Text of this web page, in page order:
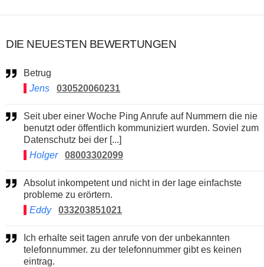
DIE NEUESTEN BEWERTUNGEN
Betrug
Jens
030520060231
Seit uber einer Woche Ping Anrufe auf Nummern die nie
benutzt oder öffentlich kommuniziert wurden. Soviel zum
Datenschutz bei der [...]
Holger
08003302099
Absolut inkompetent und nicht in der lage einfachste
probleme zu erörtern.
Eddy
033203851021
telefonnummer. zu der telefonnummer gibt es keinen
eintrag.